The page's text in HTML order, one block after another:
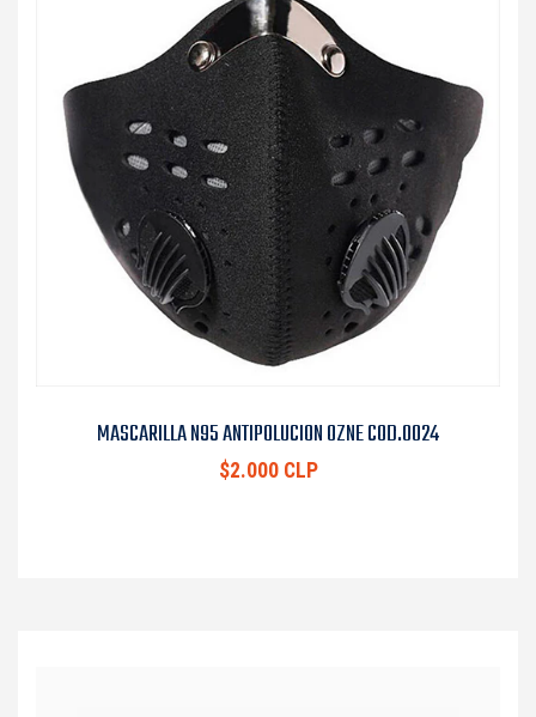
MASCARILLA N95 ANTIPOLUCION OZNE COD.0024
$2.000 CLP